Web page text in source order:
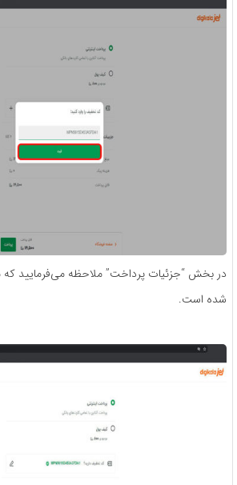
در بخش “جزئیات پرداخت” ملاحظه می‌فرمایید که
شده است.